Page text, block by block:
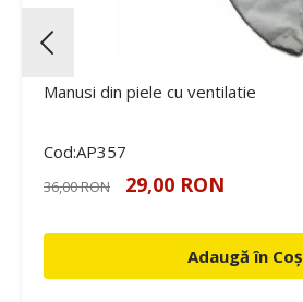
Manusi din piele cu ventilatie
Cod:AP357
36,00 RON 29,00 RON
Adaugă în Coș